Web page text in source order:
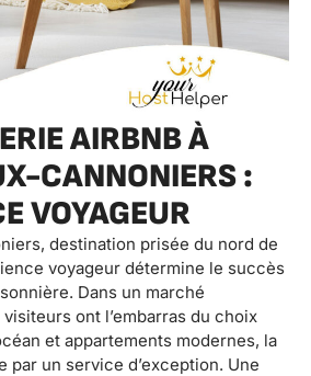
AIRBNB À
CANNONIERS :
VOYAGEUR
destination prisée du nord de
voyageur détermine le succès
Dans un marché
ont l’embarras du choix
et appartements modernes, la
par un service d’exception. Une